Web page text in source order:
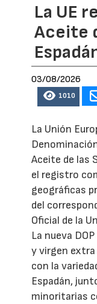
La UE
Aceite
03/08/2026
1010
La Unión
Aceite de las
el registro
geográficas
del
Oficial de la
La nueva
y virgen
con la
Espadán,
minoritarias